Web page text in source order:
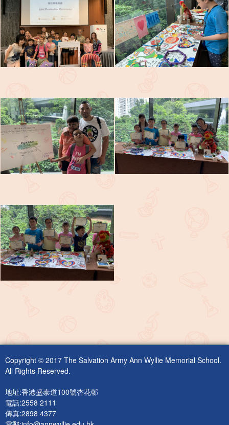
Copyright © 2017 The Salvation Army Ann Wyllie Memorial School.
All Rights Reserved.
地址:香港盛泰道100號杏花邨
電話:2558 2111
傳真:2898 4377